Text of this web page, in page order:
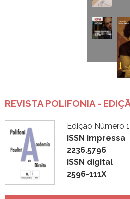
REVISTA POLIFONIA -
Edição Número
ISSN impressa
2236.5796
ISSN digital
2596-111X